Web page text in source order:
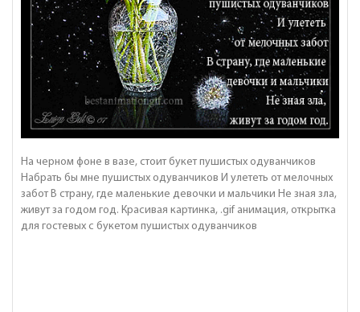
На черном фоне в вазе, стоит букет пушистых одуванчиков
Набрать бы мне пушистых одуванчиков И улететь от мелочных
забот В страну, где маленькие девочки и мальчики Не зная зла,
живут за годом год. Красивая картинка, .gif анимация, открытка
для гостевых с букетом пушистых одуванчиков